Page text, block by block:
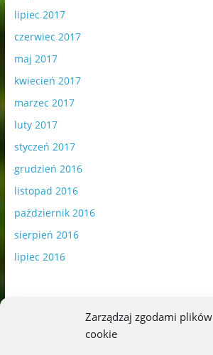
Zarządzaj zgodami plików
cookie
lipiec 2017
czerwiec 2017
maj 2017
kwiecień 2017
marzec 2017
luty 2017
styczeń 2017
grudzień 2016
listopad 2016
październik 2016
sierpień 2016
lipiec 2016